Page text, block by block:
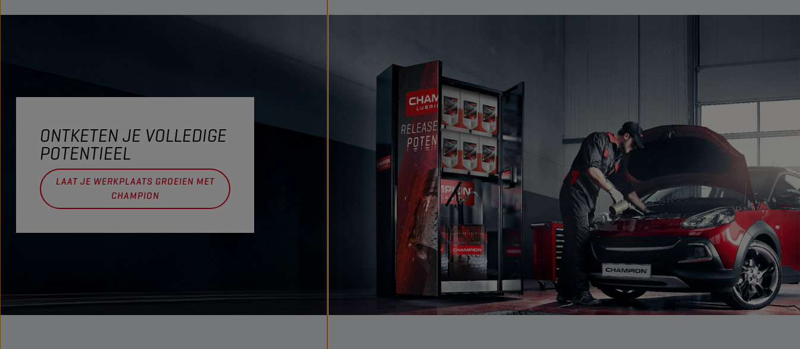
Dat betekent dat het kan rekenen op de volle
hebben een wielbasis van 2,763 m en
Tribologie is van cruciaal belang bij
omstandigheden. Door wrijving en slijtage
verminderen, zorgen smeermiddelen voor
warmteontwikkeling en voorkomen ze
ernstige storingen, wat uiteindelijk de
kansen op succes van een team beïnvloedt.
In dit artikel komen we te weten wat er
nodig is om een smeermiddel te
ontwikkelen waarmee een team de finish
vereist.
CHAMPION-MRP-TECMAS, aangestuurd
door BMW Motorrad Motorsport, het verhaal
achter de voor Spa-Francorchamps
ontwikkelde, specifieke race-olie. Een
formule die ontwikkeld is om de BMW M
1000 RR onder extreme condities te
beschermen, en het team naar de
overwinning heeft geleid.
ONTKETEN JE VOLLEDIGE
POTENTIEEL
LAAT JE WERKPLAATS GROEIEN MET
CHAMPION